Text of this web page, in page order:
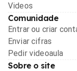
Videos
Comunidade
Entrar ou criar
Enviar cifras
Pedir videoaula
Sobre o site